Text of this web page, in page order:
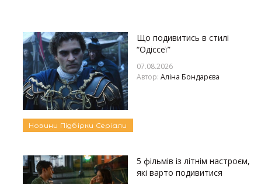
Що подивитись в стилі
“Одіссеї”
07.08.2026
Автор: Аліна Бондарєва
Новини Підбірки Серіали
5 фільмів із літнім настроєм,
які варто подивитися